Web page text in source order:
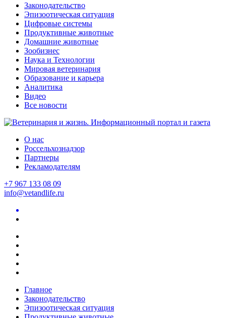
Законодательство
Эпизоотическая ситуация
Цифровые системы
Продуктивные животные
Домашние животные
Зообизнес
Наука и Технологии
Мировая ветеринария
Образование и карьера
Аналитика
Видео
Все новости
О нас
Россельхознадзор
Партнеры
Рекламодателям
+7 967 133 08 09
info@vetandlife.ru
Главное
Законодательство
Эпизоотическая ситуация